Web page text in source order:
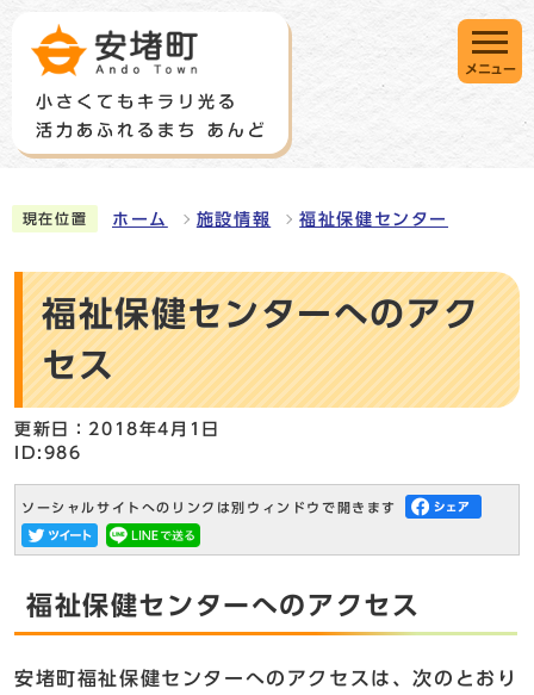
メニュー
現在位置 ホーム 施設情報 福祉保健センター
福祉保健センターへのアク
セス
更新日：2018年4月1日
ID:986
ソーシャルサイトへのリンクは別ウィンドウで開きます
福祉保健センターへのアクセス
安堵町福祉保健センターへのアクセスは、次のとおり